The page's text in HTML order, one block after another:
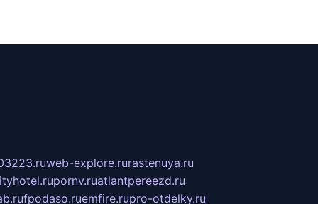
web-explore.rurastenuya.ru
pornv.ruatlantpereezd.ru
fpodaso.ruemfire.rupro-otdelky.ru